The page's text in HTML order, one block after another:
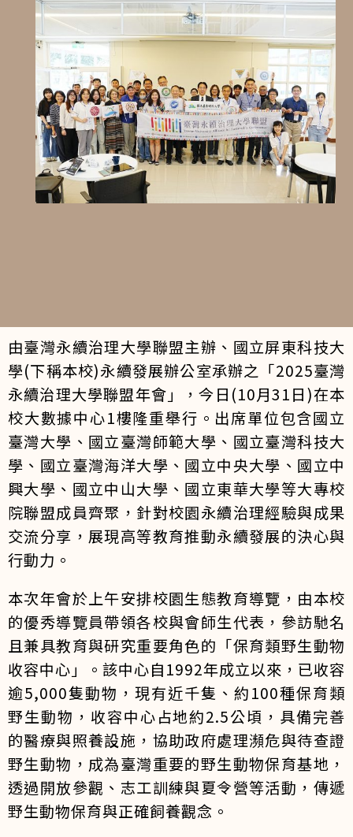
由臺灣永續治理大學聯盟主辦、國立屏東科技大
學(下稱本校)永續發展辦公室承辦之「2025臺灣
永續治理大學聯盟年會」，今日(10月31日)在本
校大數據中心1樓隆重舉行。出席單位包含國立
臺灣大學、國立臺灣師範大學、國立臺灣科技大
學、國立臺灣海洋大學、國立中央大學、國立中
興大學、國立中山大學、國立東華大學等大專校
院聯盟成員齊聚，針對校園永續治理經驗與成果
交流分享，展現高等教育推動永續發展的決心與
行動力。
本次年會於上午安排校園生態教育導覽，由本校
的優秀導覽員帶領各校與會師生代表，參訪馳名
且兼具教育與研究重要角色的「保育類野生動物
收容中心」。該中心自1992年成立以來，已收容
逾5,000隻動物，現有近千隻、約100種保育類
野生動物，收容中心占地約2.5公頃，具備完善
的醫療與照養設施，協助政府處理瀕危與待查證
野生動物，成為臺灣重要的野生動物保育基地，
透過開放參觀、志工訓練與夏令營等活動，傳遞
野生動物保育與正確飼養觀念。